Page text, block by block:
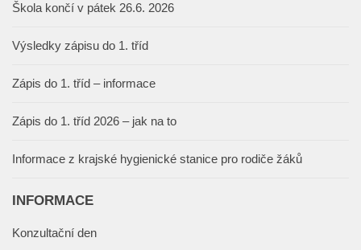
Škola končí v pátek 26.6. 2026
Výsledky zápisu do 1. tříd
Zápis do 1. tříd – informace
Zápis do 1. tříd 2026 – jak na to
Informace z krajské hygienické stanice pro rodiče žáků
INFORMACE
Konzultační den